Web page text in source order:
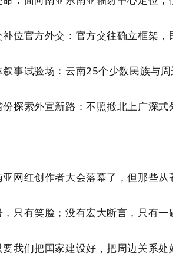
位官方外交： 官方交往确立框架，
事试验场： 云南25个少数民族与周
探索外宣新路：不照搬北上广深式
网红创作者大会落幕了，但那些从
只有笑脸；没有宏大断言，只有一
要我们把国家建设好，把周边关系处